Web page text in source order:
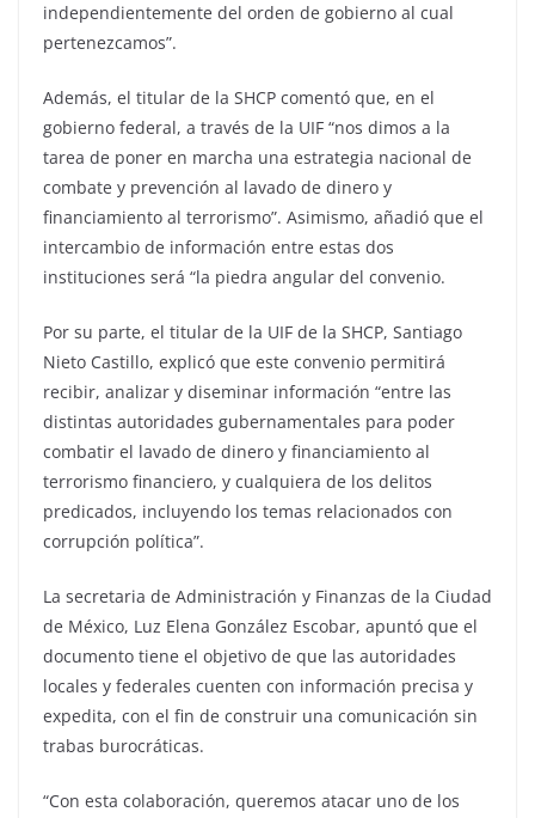
independientemente del orden de gobierno al cual
pertenezcamos”.
Además, el titular de la SHCP comentó que, en el
gobierno federal, a través de la UIF “nos dimos a la
tarea de poner en marcha una estrategia nacional de
combate y prevención al lavado de dinero y
financiamiento al terrorismo”. Asimismo, añadió que el
intercambio de información entre estas dos
instituciones será “la piedra angular del convenio.
Por su parte, el titular de la UIF de la SHCP, Santiago
Nieto Castillo, explicó que este convenio permitirá
recibir, analizar y diseminar información “entre las
distintas autoridades gubernamentales para poder
combatir el lavado de dinero y financiamiento al
terrorismo financiero, y cualquiera de los delitos
predicados, incluyendo los temas relacionados con
corrupción política”.
La secretaria de Administración y Finanzas de la Ciudad
de México, Luz Elena González Escobar, apuntó que el
documento tiene el objetivo de que las autoridades
locales y federales cuenten con información precisa y
expedita, con el fin de construir una comunicación sin
trabas burocráticas.
“Con esta colaboración, queremos atacar uno de los